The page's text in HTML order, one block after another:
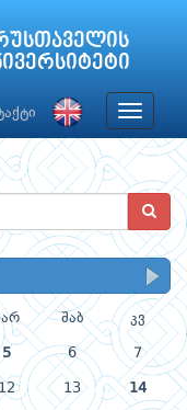
Toggle
შაბ კვ
5 6 7
13 14